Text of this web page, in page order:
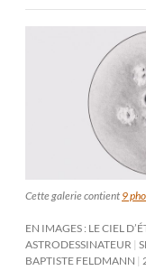
Cette galerie contient 9
EN IMAGES : LE CIEL
ASTRODESSINATEUR
BAPTISTE FELDMANN